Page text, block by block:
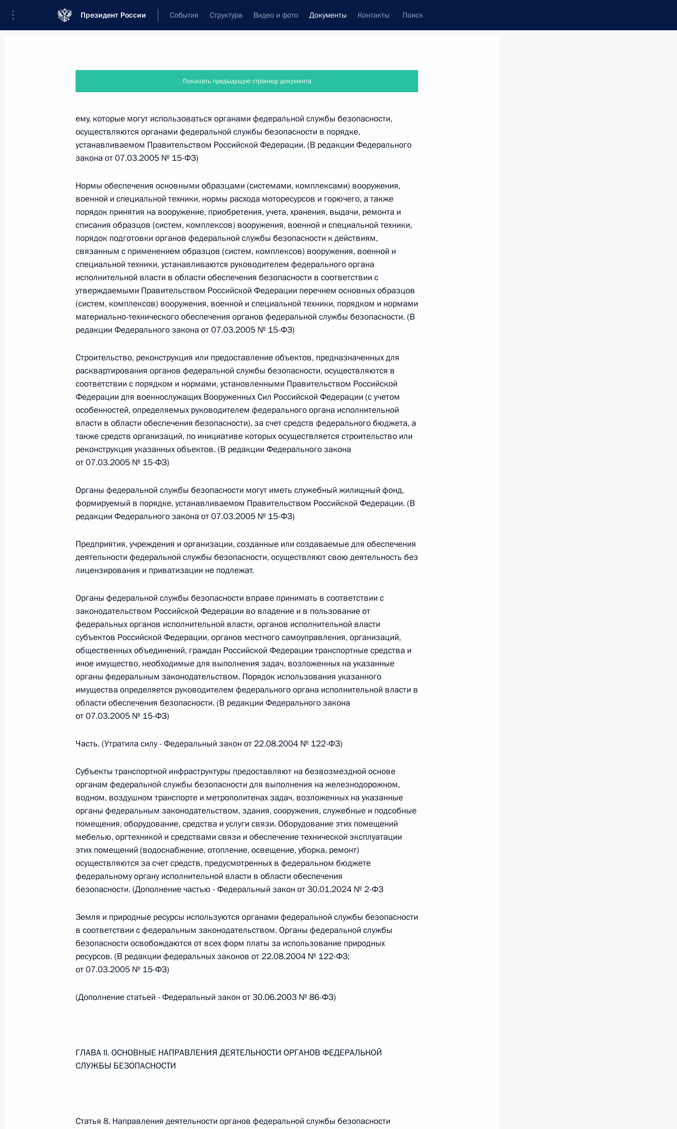
Президент России События Структура Видео и фото Документы Контакты Поиск
Название документа или его номер
Текст в документе
Все
Дата вступления в силу... или дата принятия
Найти документ
Официальный портал правовой информацииpravo.gov.ru
26 июля 2026 года
О внесении изменений в статью 11 Федерального закона «О статусе военнослужащих» и статью 86
Федерального закона «Об образовании в Российской Федерации»
Федеральный закон от 26.07.2026 г. № 265-ФЗ
О внесении изменений в статью 12 Федерального закона «О персональных данных» и отдельные
законодательные акты Российской Федерации
О внесении изменений в Федеральный закон «О присяжных заседателях федеральных судов общей
юрисдикции в Российской Федерации»
26 июля 2026 года
Федеральный закон от 26.07.2026 г. № 263-ФЗ
О внесении изменений в статью 12 Федерального закона «О государственной регистрации
недвижимости»
26 июля 2026 года
Федеральный закон от 26.07.2026 г. № 242-ФЗ
кодекса Российской Федерации
Федеральный закон от 26.07.2026 г. № 246-ФЗ
О внесении изменений в Трудовой кодекс Российской Федерации
26 июля 2026 года
Федеральный закон от 26.07.2026 г. № 268-ФЗ
26 июля 2026 года
Федеральный закон от 26.07.2026 г. № 267-ФЗ
и добровольчестве (волонтерстве)»
Федеральный закон от 26.07.2026 г. № 251-ФЗ
Показать предыдущую страницу документа
ему, которые могут использоваться органами федеральной службы безопасности,
осуществляются органами федеральной службы безопасности в порядке,
устанавливаемом Правительством Российской Федерации. (В редакции Федерального
закона от 07.03.2005 № 15-ФЗ)
Нормы обеспечения основными образцами (системами, комплексами) вооружения,
военной и специальной техники, нормы расхода моторесурсов и горючего, а также
порядок принятия на вооружение, приобретения, учета, хранения, выдачи, ремонта и
списания образцов (систем, комплексов) вооружения, военной и специальной техники,
порядок подготовки органов федеральной службы безопасности к действиям,
связанным с применением образцов (систем, комплексов) вооружения, военной и
специальной техники, устанавливаются руководителем федерального органа
исполнительной власти в области обеспечения безопасности в соответствии с
утверждаемыми Правительством Российской Федерации перечнем основных образцов
(систем, комплексов) вооружения, военной и специальной техники, порядком и нормами
материально-технического обеспечения органов федеральной службы безопасности. (В
редакции Федерального закона от 07.03.2005 № 15-ФЗ)
Строительство, реконструкция или предоставление объектов, предназначенных для
расквартирования органов федеральной службы безопасности, осуществляются в
соответствии с порядком и нормами, установленными Правительством Российской
Федерации для военнослужащих Вооруженных Сил Российской Федерации (с учетом
особенностей, определяемых руководителем федерального органа исполнительной
власти в области обеспечения безопасности), за счет средств федерального бюджета, а
также средств организаций, по инициативе которых осуществляется строительство или
реконструкция указанных объектов. (В редакции Федерального закона
от 07.03.2005 № 15-ФЗ)
Органы федеральной службы безопасности могут иметь служебный жилищный фонд,
формируемый в порядке, устанавливаемом Правительством Российской Федерации. (В
редакции Федерального закона от 07.03.2005 № 15-ФЗ)
Предприятия, учреждения и организации, созданные или создаваемые для обеспечения
деятельности федеральной службы безопасности, осуществляют свою деятельность без
лицензирования и приватизации не подлежат.
Органы федеральной службы безопасности вправе принимать в соответствии с
законодательством Российской Федерации во владение и в пользование от
федеральных органов исполнительной власти, органов исполнительной власти
субъектов Российской Федерации, органов местного самоуправления, организаций,
общественных объединений, граждан Российской Федерации транспортные средства и
иное имущество, необходимые для выполнения задач, возложенных на указанные
органы федеральным законодательством. Порядок использования указанного
имущества определяется руководителем федерального органа исполнительной власти в
области обеспечения безопасности. (В редакции Федерального закона
от 07.03.2005 № 15-ФЗ)
Часть. (Утратила силу - Федеральный закон от 22.08.2004 № 122-ФЗ)
Субъекты транспортной инфраструктуры предоставляют на безвозмездной основе
органам федеральной службы безопасности для выполнения на железнодорожном,
водном, воздушном транспорте и метрополитенах задач, возложенных на указанные
органы федеральным законодательством, здания, сооружения, служебные и подсобные
помещения, оборудование, средства и услуги связи. Оборудование этих помещений
мебелью, оргтехникой и средствами связи и обеспечение технической эксплуатации
этих помещений (водоснабжение, отопление, освещение, уборка, ремонт)
осуществляются за счет средств, предусмотренных в федеральном бюджете
федеральному органу исполнительной власти в области обеспечения
безопасности. (Дополнение частью - Федеральный закон от 30.01.2024 № 2-ФЗ
Земля и природные ресурсы используются органами федеральной службы безопасности
в соответствии с федеральным законодательством. Органы федеральной службы
безопасности освобождаются от всех форм платы за использование природных
ресурсов. (В редакции федеральных законов от 22.08.2004 № 122-ФЗ;
от 07.03.2005 № 15-ФЗ)
(Дополнение статьей - Федеральный закон от 30.06.2003 № 86-ФЗ)
ГЛАВА II. ОСНОВНЫЕ НАПРАВЛЕНИЯ ДЕЯТЕЛЬНОСТИ ОРГАНОВ ФЕДЕРАЛЬНОЙ
СЛУЖБЫ БЕЗОПАСНОСТИ
Статья 8. Направления деятельности органов федеральной службы безопасности